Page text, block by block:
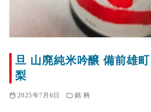
旦 山廃純米吟醸 備前雄
梨
2025年7月6日 銘 柄